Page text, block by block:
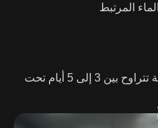
المرتبط
تحقيق هذا التوازن يسمح بصلاحية تتراوح بين 3 إلى 5 أيام تحت